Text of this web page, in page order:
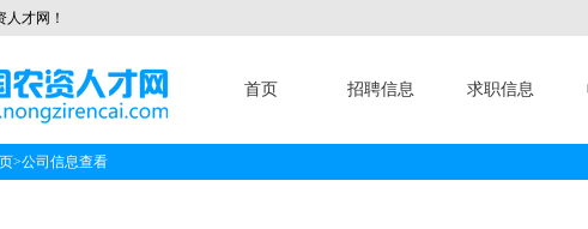
才网！
首页 招聘信息 求职信息
>公司信息查看